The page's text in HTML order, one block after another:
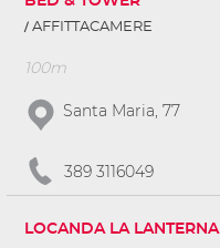
AFFITTACAMERE
100m
Santa Maria, 77
389 3116049
LOCANDA LA LANTERNA